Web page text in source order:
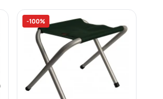
-100%